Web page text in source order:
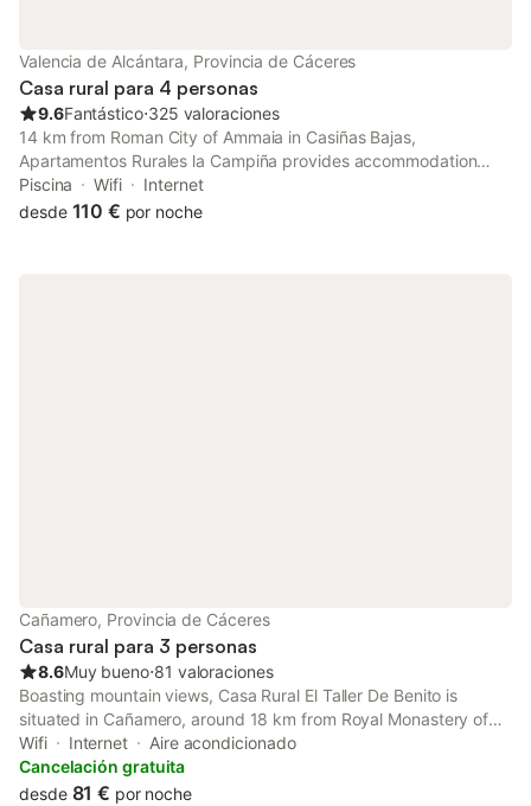
Valencia de Alcántara, Provincia de Cáceres
Casa rural para 4 personas
9.6Fantástico⋅325 valoraciones
14 km from Roman City of Ammaia in Casiñas Bajas,
Apartamentos Rurales la Campiña provides accommodation
with access to a hot tub and public bath. There is a private
entrance at the country house for the convenience of those who
Piscina Wifi
Internet
desde 110 € por noche
Cañamero, Provincia de Cáceres
Casa rural para 3 personas
8.6Muy bueno⋅81 valoraciones
Boasting mountain views, Casa Rural El Taller De Benito is
situated in Cañamero, around 18 km from Royal Monastery of
Santa Maria de Guadalupe. The accommodation features a hot
tub, free WiFi throughout the property and family rooms.
Wifi Internet
Aire acondicionado
Cancelación gratuita
desde 81 € por noche